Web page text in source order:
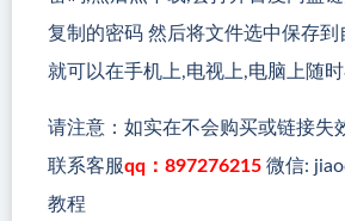
复制的密码 然后将文件选中保存到
就可以在手机上,电视上,电脑上随
请注意：如实在不会购买或链接失
联系客服qq：897276215 微信:
教程